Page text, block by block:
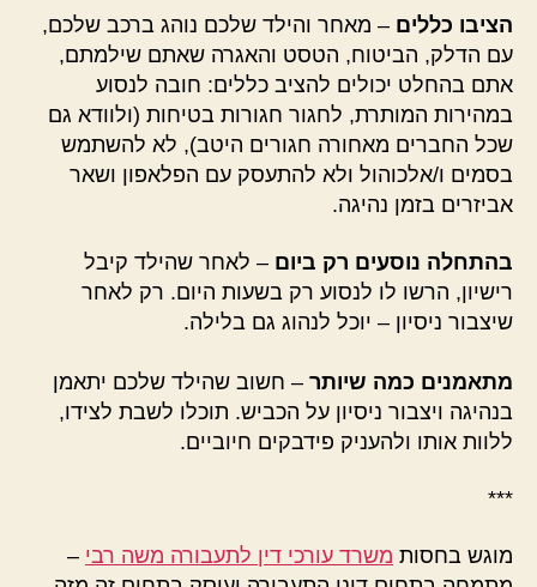
הציבו כללים – מאחר והילד שלכם נוהג ברכב שלכם,
עם הדלק, הביטוח, הטסט והאגרה שאתם שילמתם,
אתם בהחלט יכולים להציב כללים: חובה לנסוע
במהירות המותרת, לחגור חגורות בטיחות (ולוודא גם
שכל החברים מאחורה חגורים היטב), לא להשתמש
בסמים ו/אלכוהול ולא להתעסק עם הפלאפון ושאר
אביזרים בזמן נהיגה.
בהתחלה נוסעים רק ביום – לאחר שהילד קיבל
רישיון, הרשו לו לנסוע רק בשעות היום. רק לאחר
שיצבור ניסיון – יוכל לנהוג גם בלילה.
מתאמנים כמה שיותר – חשוב שהילד שלכם יתאמן
בנהיגה ויצבור ניסיון על הכביש. תוכלו לשבת לצידו,
ללוות אותו ולהעניק פידבקים חיוביים.
***
מוגש בחסות משרד עורכי דין לתעבורה משה רבי –